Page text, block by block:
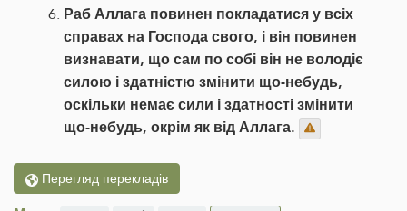
Раб Аллага повинен покладатися у всіх
справах на Господа свого, і він повинен
визнавати, що сам по собі він не володіє
силою і здатністю змінити що-небудь,
оскільки немає сили і здатності змінити
що-небудь, окрім як від Аллага.
Перегляд перекладів